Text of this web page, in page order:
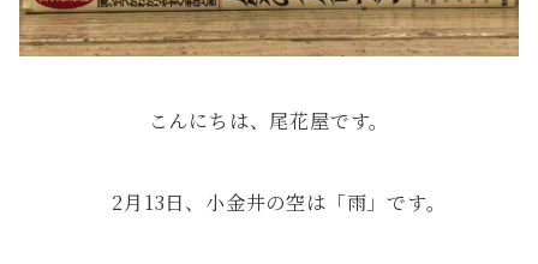
こんにちは、尾花屋です。
2月13日、小金井の空は「雨」です。